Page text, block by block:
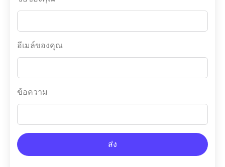
อีเมล์ของคุณ
ข้อความ
ส่ง